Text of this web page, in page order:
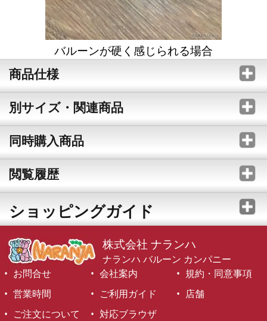
バルーンが硬く感じられる場合
商品仕様
別サイズ・関連商品
同時購入商品
閲覧履歴
ショッピングガイド
株式会社 ナランハ
ナランハ バルーン カンパニー
お問合せ
会社案内
規約・同意事項
営業時間
ご利用ガイド
店舗
ご注文について
対応ブラウザ